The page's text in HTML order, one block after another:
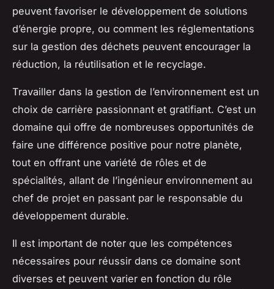
peuvent favoriser le développement de solutions
d’énergie propre, ou comment les réglementations
sur la gestion des déchets peuvent encourager la
réduction, la réutilisation et le recyclage.
Travailler dans la gestion de l’environnement est un
choix de carrière passionnant et gratifiant. C’est un
domaine qui offre de nombreuses opportunités de
faire une différence positive pour notre planète,
tout en offrant une variété de rôles et de
spécialités, allant de l’ingénieur environnement au
chef de projet en passant par le responsable du
développement durable.
Il est important de noter que les compétences
nécessaires pour réussir dans ce domaine sont
diverses et peuvent varier en fonction du rôle